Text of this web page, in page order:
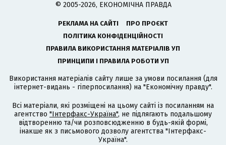
© 2005-2026, ЕКОНОМІЧНА ПРАВДА
РЕКЛАМА НА САЙТІ
ПРО ПРОЄКТ
ПОЛІТИКА КОНФІДЕНЦІЙНОСТІ
ПРАВИЛА ВИКОРИСТАННЯ МАТЕРІАЛІВ УП
ПРИНЦИПИ І ПРАВИЛА РОБОТИ УП
Використання матеріалів сайту лише за умови посилання (для
інтернет-видань - гіперпосилання) на "Економічну правду".
Всі матеріали, які розміщені на цьому сайті із посиланням на
агентство "Інтерфакс-Україна", не підлягають подальшому
відтворенню та/чи розповсюдженню в будь-якій формі,
інакше як з письмового дозволу агентства "Інтерфакс-
Україна".